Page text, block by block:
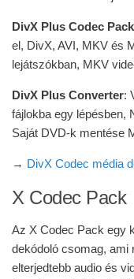
DivX Plus Codec Pack
el, DivX, AVI, MKV és
lejátszókban, MKV
DivX Plus Converter:
fájlokba egy lépésben,
Saját DVD-k mentése
→ DivX Codec média
X Codec Pack
Az X Codec Pack egy
dekódoló csomag, ami
elterjedtebb audio és